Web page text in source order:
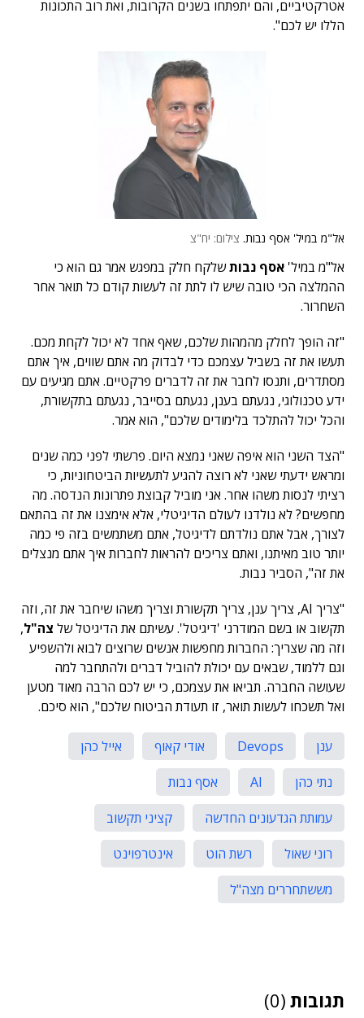
אטרקטיביים, והם יתפתחו בשנים הקרובות, ואת רוב התכונות
הללו יש לכם".
אל"מ במיל' אסף נבות. צילום: יח"צ
אל"מ במיל' אסף נבותשלקח חלק במפגש אמר גם הוא כי
ההמלצה הכי טובה שיש לו לתת זה לעשות קודם כל תואר אחר
השחרור.
"זה הופך לחלק מהמהות שלכם, שאף אחד לא יכול לקחת מכם.
תעשו את זה בשביל עצמכם כדי לבדוק מה אתם שווים, איך אתם
מסתדרים, ותנסו לחבר את זה לדברים פרקטיים. אתם מגיעים עם
ידע טכנולוגי, נגעתם בענן, נגעתם בסייבר, נגעתם בתקשורת,
והכל יכול להתלכד בלימודים שלכם", הוא אמר.
"הצד השני הוא איפה שאני נמצא היום. פרשתי לפני כמה שנים
ומראש ידעתי שאני לא רוצה להגיע לתעשיות הביטחוניות, כי
רציתי לנסות משהו אחר. אני מוביל קבוצת פתרונות הנדסה. מה
מחפשים? לא נולדנו לעולם הדיגיטלי, אלא אימצנו את זה בהתאם
לצורך, אבל אתם נולדתם לדיגיטל, אתם משתמשים בזה פי כמה
יותר טוב מאיתנו, ואתם צריכים להראות לחברות איך אתם מנצלים
את זה", הסביר נבות.
"צריך AI, צריך ענן, צריך תקשורת וצריך משהו שיחבר את זה, וזה
תקשוב או בשם המודרני 'דיגיטל'. עשיתם את הדיגיטל של צה"ל,
וזה מה שצריך: החברות מחפשות אנשים שרוצים לבוא ולהשפיע
וגם ללמוד, שבאים עם יכולת להוביל דברים ולהתחבר למה
שעושה החברה. תביאו את עצמכם, כי יש לכם הרבה מאוד מטען
ואל תשכחו לעשות תואר, זו תעודת הביטוח שלכם", הוא סיכם.
ענן Devops אודי קאוף
אייל כהן
נתי כהן
AI
אסף נבות
עמותת הגדעונים החדשה
קציני תקשוב
רוני שאול
רשת הוט
אינטרפוינט
מששתחררים מצה"ל
תגובות (0)